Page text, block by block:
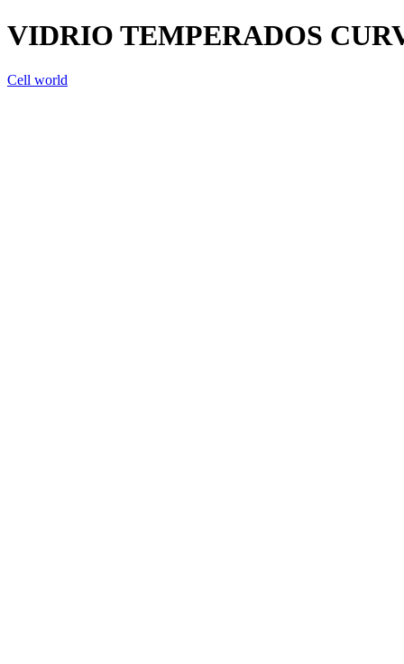
VIDRIO TEMPERADOS
Cell world